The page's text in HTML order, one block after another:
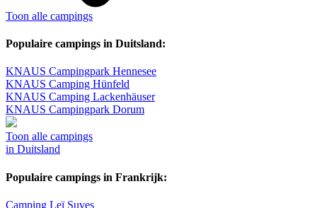
Toon alle campings
Populaire campings in Duitsland:
KNAUS Campingpark Hennesee
KNAUS Camping Hünfeld
KNAUS Camping Lackenhäuser
KNAUS Campingpark Dorum
Toon alle campings
in Duitsland
Populaire campings in Frankrijk:
Camping Leï Suves